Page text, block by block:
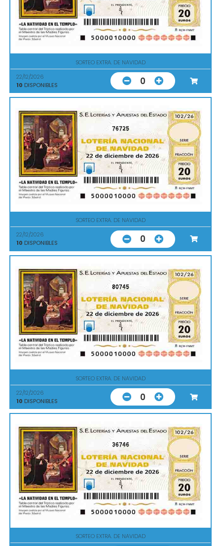
SORTEO EXTRA. DE NAVIDAD
22/12/2026
10 DISPONIBLES 0
76725
SORTEO EXTRA. DE NAVIDAD
22/12/2026
10 DISPONIBLES 0
80745
SORTEO EXTRA. DE NAVIDAD
22/12/2026
10 DISPONIBLES 0
36746
SORTEO EXTRA. DE NAVIDAD